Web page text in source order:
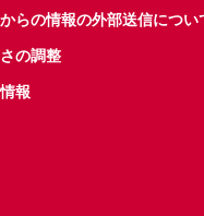
らの情報の外部送信につい
の調整
報